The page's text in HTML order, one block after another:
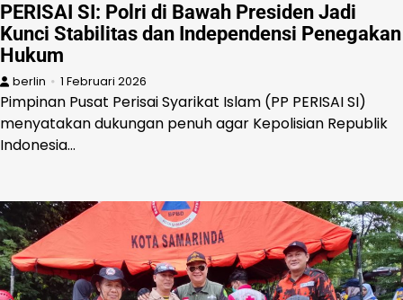
PERISAI SI: Polri di Bawah Presiden Jadi
Kunci Stabilitas dan Independensi Penegakan
Hukum
berlin 1 Februari 2026
Pimpinan Pusat Perisai Syarikat Islam (PP PERISAI SI)
menyatakan dukungan penuh agar Kepolisian Republik
Indonesia…